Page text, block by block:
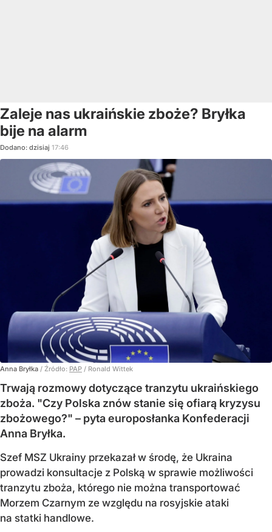
Zaleje nas ukraińskie zboże? Bryłka
bije na alarm
Dodano: dzisiaj 17:46
Anna Bryłka / Źródło: PAP / Ronald Wittek
Trwają rozmowy dotyczące tranzytu ukraińskiego
zboża. "Czy Polska znów stanie się ofiarą kryzysu
zbożowego?" – pyta europosłanka Konfederacji
Anna Bryłka.
Szef MSZ Ukrainy przekazał w środę, że Ukraina
prowadzi konsultacje z Polską w sprawie możliwości
tranzytu zboża, którego nie można transportować
Morzem Czarnym ze względu na rosyjskie ataki
na statki handlowe.